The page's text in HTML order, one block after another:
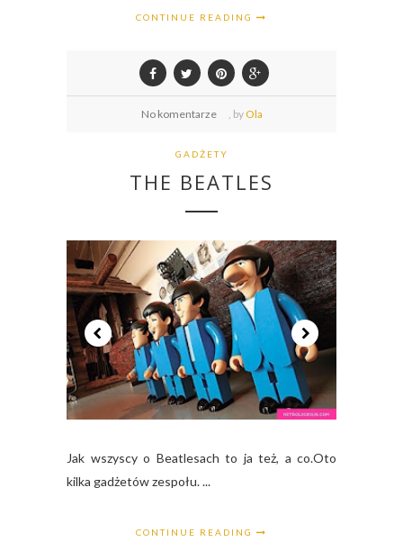
CONTINUE READING
No komentarze by Ola
GADŻETY
THE BEATLES
Jak wszyscy o Beatlesach to ja też, a co.Oto
kilka gadżetów zespołu. ...
CONTINUE READING